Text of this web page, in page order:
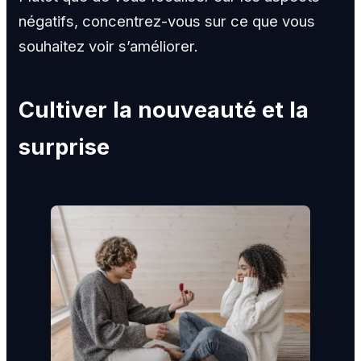
négatifs, concentrez-vous sur ce que vous
souhaitez voir s’améliorer.
Cultiver la nouveauté et la
surprise